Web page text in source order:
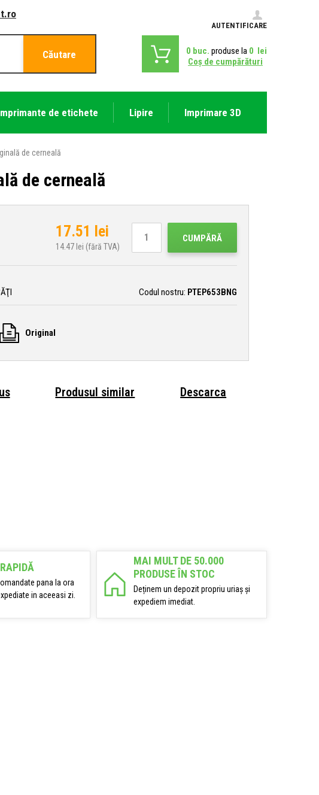
AUTENTIFICARE
Căutare 0 buc. produse la 0 lei
Coş de cumpărături
de etichete Lipire Imprimare 3D
de cerneală
de cerneală
17.51 lei
14.47lei (fără TVA)
CUMPĂRĂ
Codul nostru: PTEP653BNG
Original
Produsul similar Descarca
pana la ora
in aceeasi zi.
MAI MULT DE 50.000
PRODUSE ÎN STOC
Deținem un depozit propriu uriaș și
expediem imediat.